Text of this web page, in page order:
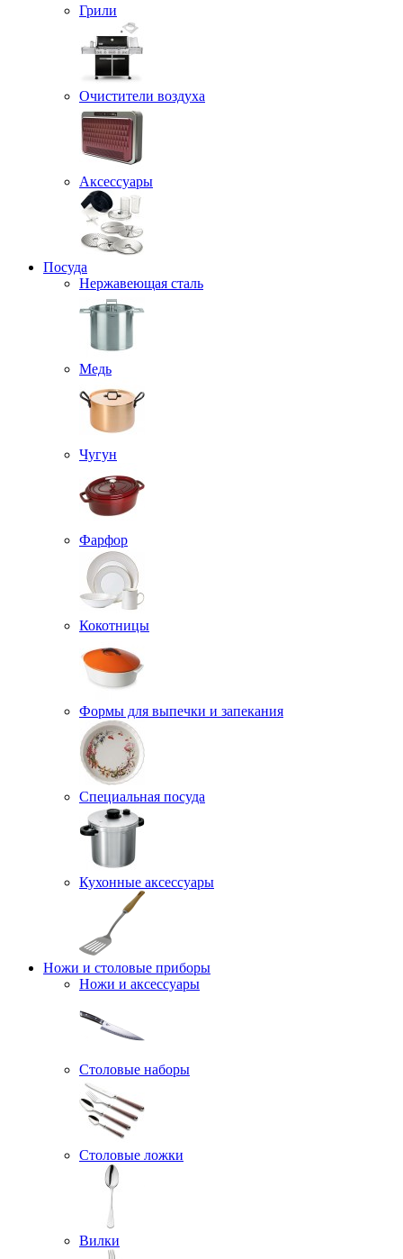
Грили
Очистители воздуха
Аксессуары
Посуда
Нержавеющая сталь
Медь
Чугун
Фарфор
Кокотницы
Формы для выпечки и запекания
Специальная посуда
Кухонные аксессуары
Ножи и столовые приборы
Ножи и аксессуары
Столовые наборы
Столовые ложки
Вилки